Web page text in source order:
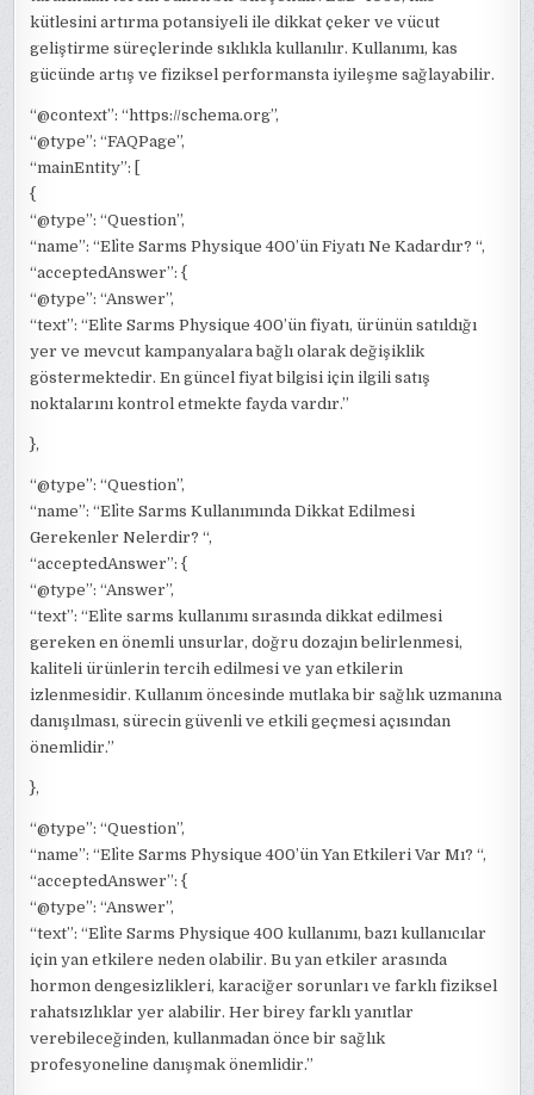
kütlesini artırma potansiyeli ile dikkat çeker ve vücut
geliştirme süreçlerinde sıklıkla kullanılır. Kullanımı, kas
gücünde artış ve fiziksel performansta iyileşme sağlayabilir.
“@context”: “https://schema.org”,
“@type”: “FAQPage”,
“mainEntity”: [
{
“@type”: “Question”,
“name”: “Eli̇te Sarms Physique 400’ün Fiyatı Ne Kadardır? “,
“acceptedAnswer”: {
“@type”: “Answer”,
“text”: “Eli̇te Sarms Physique 400’ün fiyatı, ürünün satıldığı
yer ve mevcut kampanyalara bağlı olarak değişiklik
göstermektedir. En güncel fiyat bilgisi için ilgili satış
noktalarını kontrol etmekte fayda vardır.”
},
“@type”: “Question”,
“name”: “Eli̇te Sarms Kullanımında Dikkat Edilmesi
Gerekenler Nelerdir? “,
“acceptedAnswer”: {
“@type”: “Answer”,
“text”: “Eli̇te sarms kullanımı sırasında dikkat edilmesi
gereken en önemli unsurlar, doğru dozajın belirlenmesi,
kaliteli ürünlerin tercih edilmesi ve yan etkilerin
izlenmesidir. Kullanım öncesinde mutlaka bir sağlık uzmanına
danışılması, sürecin güvenli ve etkili geçmesi açısından
önemlidir.”
},
“@type”: “Question”,
“name”: “Eli̇te Sarms Physique 400’ün Yan Etkileri Var Mı? “,
“acceptedAnswer”: {
“@type”: “Answer”,
“text”: “Eli̇te Sarms Physique 400 kullanımı, bazı kullanıcılar
için yan etkilere neden olabilir. Bu yan etkiler arasında
hormon dengesizlikleri, karaciğer sorunları ve farklı fiziksel
rahatsızlıklar yer alabilir. Her birey farklı yanıtlar
verebileceğinden, kullanmadan önce bir sağlık
profesyoneline danışmak önemlidir.”